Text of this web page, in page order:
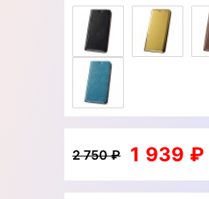
1 939 ₽
2 750 ₽